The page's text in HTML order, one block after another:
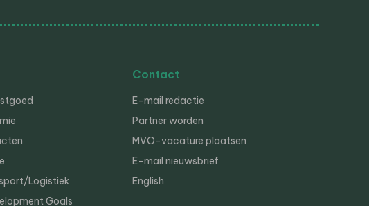
Logistiek
Goals
Contact
E-mail redactie
Partner worden
MVO-vacature plaatsen
E-mail nieuwsbrief
English